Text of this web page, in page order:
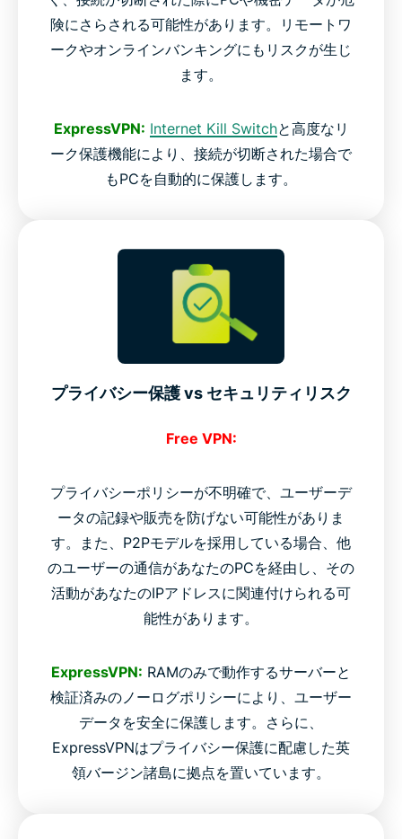
険にさらされる可能性があります。リモートワ
ークやオンラインバンキングにもリスクが生じ
ます。
ExpressVPN: Internet Kill Switchと高度なリ
ーク保護機能により、接続が切断された場合で
もPCを自動的に保護します。
プライバシー保護 vs セキュリティリスク
Free VPN:
プライバシーポリシーが不明確で、ユーザーデ
ータの記録や販売を防げない可能性がありま
す。また、P2Pモデルを採用している場合、他
のユーザーの通信があなたのPCを経由し、その
活動があなたのIPアドレスに関連付けられる可
能性があります。
ExpressVPN: RAMのみで動作するサーバーと
検証済みのノーログポリシーにより、ユーザー
データを安全に保護します。さらに、
ExpressVPNはプライバシー保護に配慮した英
領バージン諸島に拠点を置いています。